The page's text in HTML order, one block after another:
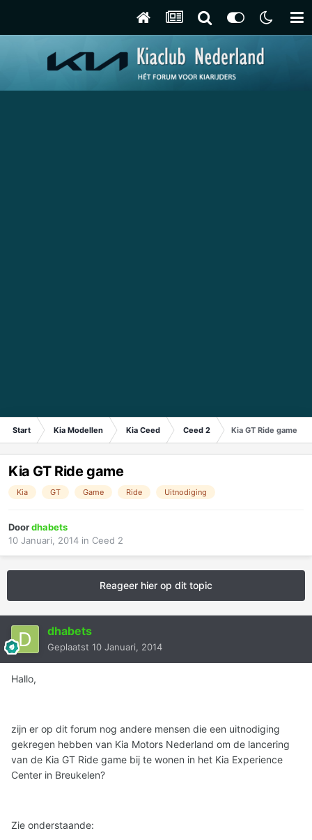
Start Kia Modellen Kia Ceed Ceed 2 Kia GT Ride game
Kia GT Ride game
Kia GT Game Ride Uitnodiging
Doordhabets
10 Januari, 2014 in Ceed 2
Reageer hier op dit topic
dhabets
Geplaatst 10 Januari, 2014
Hallo,
zijn er op dit forum nog andere mensen die een uitnodiging
gekregen hebben van Kia Motors Nederland om de lancering
van de Kia GT Ride game bij te wonen in het Kia Experience
Center in Breukelen?
Zie onderstaande: